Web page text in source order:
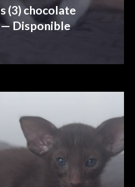
(3) chocolate
Disponible